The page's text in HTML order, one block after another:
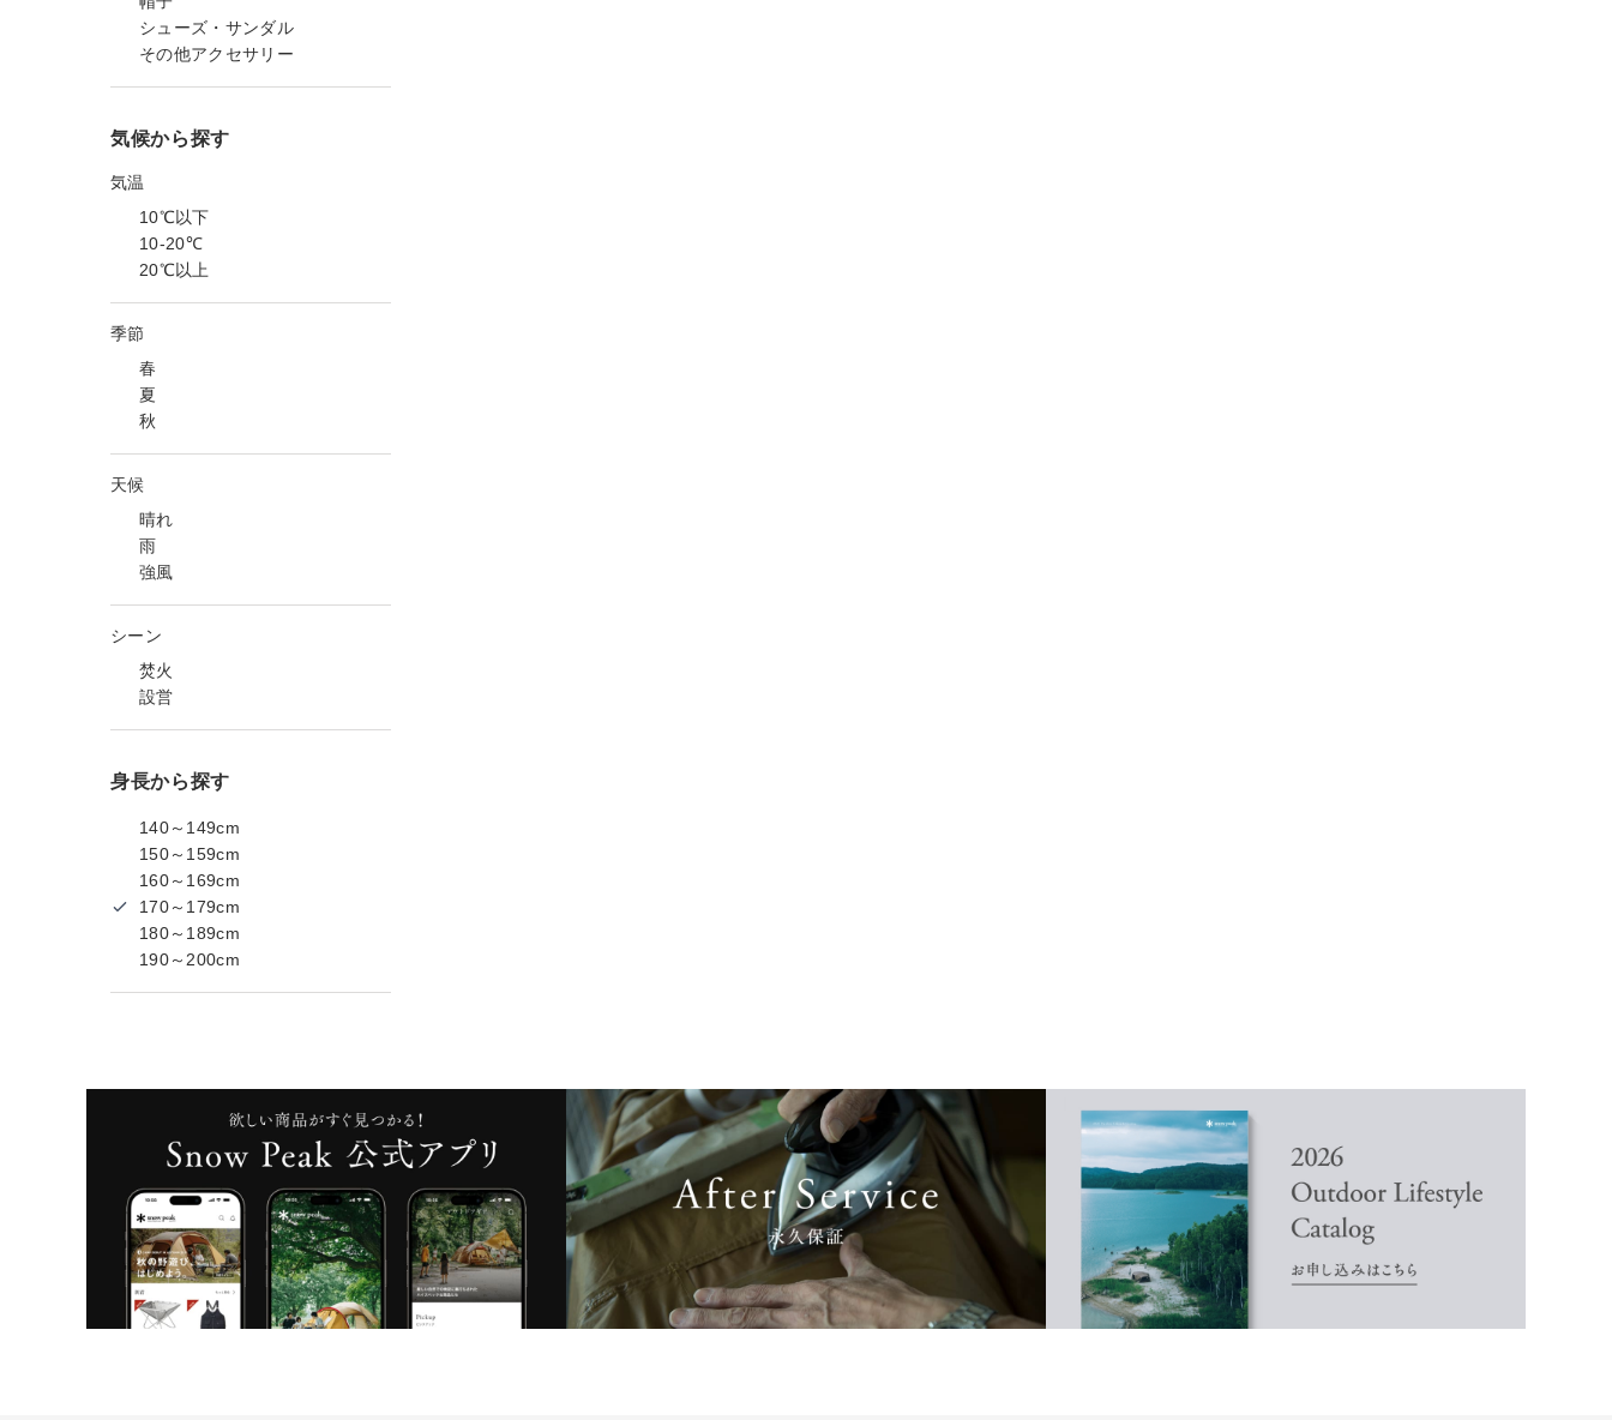
シューズ・サンダル
その他アクセサリー
気候から探す
気温
10℃以下
10-20℃
20℃以上
季節
春
夏
秋
天候
晴れ
雨
強風
シーン
焚火
設営
身長から探す
140～149cm
150～159cm
160～169cm
170～179cm
180～189cm
190～200cm